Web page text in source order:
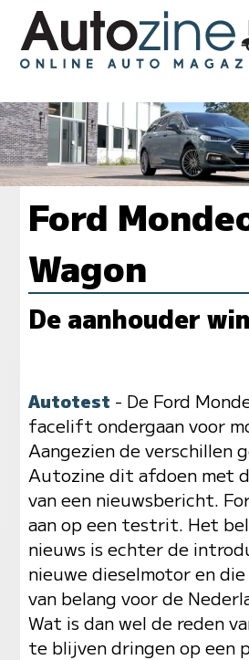
Ford
Wagon
De aanhouder
Autotest - De Ford
facelift ondergaan voor
Aangezien de verschillen
Autozine dit afdoen met
van een nieuwsbericht.
aan op een testrit. Het
nieuws is echter de
nieuwe dieselmotor en
van belang voor de
Wat is dan wel de reden
te blijven dringen op een